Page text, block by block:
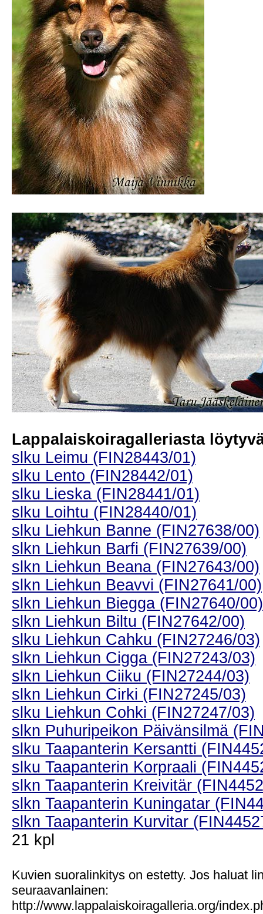
Lappalaiskoiragalleriasta
slku Leimu (FIN28443/01)
slku Lento (FIN28442/01)
slku Lieska (FIN28441/01)
slku Loihtu (FIN28440/01)
slku Liehkun Banne (FIN27638/00)
slkn Liehkun Barfi (FIN27639/00)
slkn Liehkun Beana (FIN27643/00)
slkn Liehkun Beavvi (FIN27641/00)
slkn Liehkun Biegga (FIN27640/00)
slkn Liehkun Biltu (FIN27642/00)
slku Liehkun Cahku (FIN27246/03)
slkn Liehkun Cigga (FIN27243/03)
slkn Liehkun Ciiku (FIN27244/03)
slkn Liehkun Cirki (FIN27245/03)
slku Liehkun Cohki (FIN27247/03)
slkn Puhuripeikon Päivänsilmä
slku Taapanterin Kersantti
slku Taapanterin Korpraali
slkn Taapanterin Kreivitär
slkn Taapanterin Kuningatar
slkn Taapanterin Kurvitar
21 kpl
Kuvien suoralinkitys on estetty. Jos haluat
seuraavanlainen:
http://www.lappalaiskoiragalleria.org/